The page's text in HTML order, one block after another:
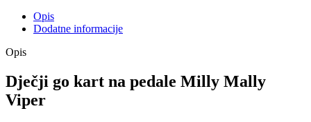
Opis
Dodatne informacije
Opis
Dječji go kart na pedale Milly Mally
Viper